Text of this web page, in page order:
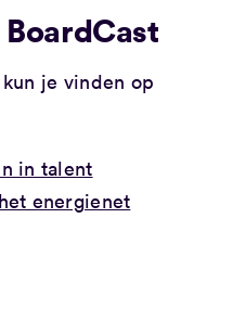
je vinden op
in talent
energienet